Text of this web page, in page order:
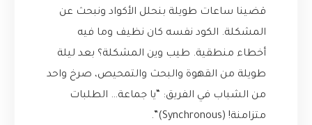
قضينا ساعات طويلة بنحلل الأكواد ونبحث عن
المشكلة. الكود نفسه كان نظيف وما فيه
أخطاء منطقية. طيب وين المشكلة؟ بعد ليلة
طويلة من القهوة والبحث والتمحيص، صرخ واحد
من الشباب في الفريق: “يا جماعة… الطلبات
متزامنة! (Synchronous)”.